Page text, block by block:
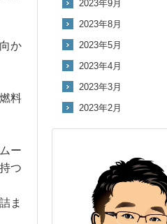
か
料
ー
つ
ま
2023年9月
2023年8月
2023年5月
2023年4月
2023年3月
2023年2月